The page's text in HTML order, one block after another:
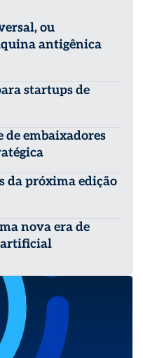
ou
antigênica
startups de
de embaixadores
da próxima edição
nova era de
artificial